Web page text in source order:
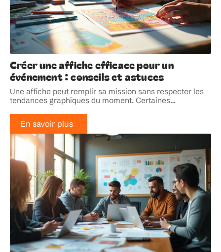
Créer une affiche efficace pour un
événement : conseils et astuces
Une affiche peut remplir sa mission sans respecter les
tendances graphiques du moment. Certaines…
En savoir plus